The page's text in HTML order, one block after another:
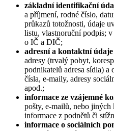
základní identifikační
a příjmení, rodné číslo,
průkazů totožnosti, údaje
listu, vlastnoruční podpis;
o IČ a DIČ;
adresní a kontaktní údaje
adresy (trvalý pobyt,
podnikatelů adresa sídla)
čísla, e-maily, adresy
apod.;
informace ze vzájemné
pošty, e-mailů, nebo
informace z podnětů či
informace o sociálních